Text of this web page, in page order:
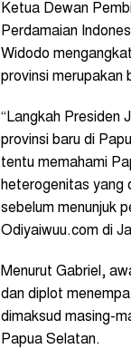
Ketua Dewan
Perdamaian
Widodo
provinsi merupakan
“Langkah Presiden
provinsi baru di
tentu memahami
heterogenitas yang
sebelum menunjuk
Odiyaiwuu.com di
Menurut Gabriel,
dan diplot
dimaksud masing-
Papua Selatan.